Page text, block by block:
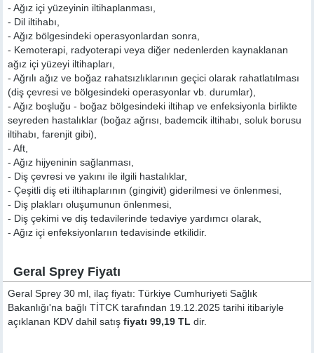
- Ağız içi yüzeyinin iltihaplanması,
- Dil iltihabı,
- Ağız bölgesindeki operasyonlardan sonra,
- Kemoterapi, radyoterapi veya diğer nedenlerden kaynaklanan
ağız içi yüzeyi iltihapları,
- Ağrılı ağız ve boğaz rahatsızlıklarının geçici olarak rahatlatılması
(diş çevresi ve bölgesindeki operasyonlar vb. durumlar),
- Ağız boşluğu - boğaz bölgesindeki iltihap ve enfeksiyonla birlikte
seyreden hastalıklar (boğaz ağrısı, bademcik iltihabı, soluk borusu
iltihabı, farenjit gibi),
- Aft,
- Ağız hijyeninin sağlanması,
- Diş çevresi ve yakını ile ilgili hastalıklar,
- Çeşitli diş eti iltihaplarının (gingivit) giderilmesi ve önlenmesi,
- Diş plakları oluşumunun önlenmesi,
- Diş çekimi ve diş tedavilerinde tedaviye yardımcı olarak,
- Ağız içi enfeksiyonlarıın tedavisinde etkilidir.
Geral Sprey Fiyatı
Geral Sprey 30 ml, ilaç fiyatı: Türkiye Cumhuriyeti Sağlık
Bakanlığı'na bağlı TİTCK tarafından 19.12.2025 tarihi itibariyle
açıklanan KDV dahil satışfiyatı 99,19 TL dir.